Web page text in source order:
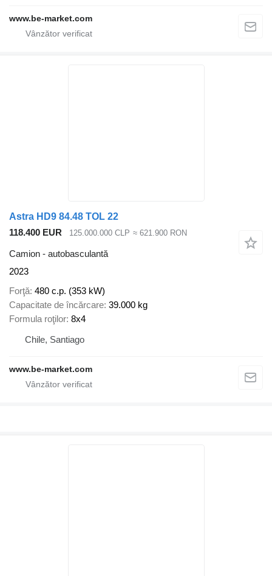
www.be-market.com
Astra HD9 84.48 TOL 22
118.400 EUR
125.000.000 CLP ≈ 621.900 RON
Camion - autobasculantă
2023
Forţă 480 c.p. (353 kW)
Capacitate de încărcare 39.000 kg
Formula roţilor 8x4
Chile, Santiago
www.be-market.com